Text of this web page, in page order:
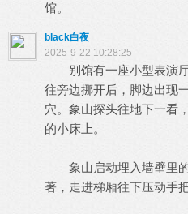
馆。
black白夜
2025-9-22 10:28:25
别馆有一座小型表演厅
往旁边挪开后，脚边出现
穴。象山探头往地下一看
的小床上。
象山启动埋入墙壁里的
著，走进梯厢往下压动手